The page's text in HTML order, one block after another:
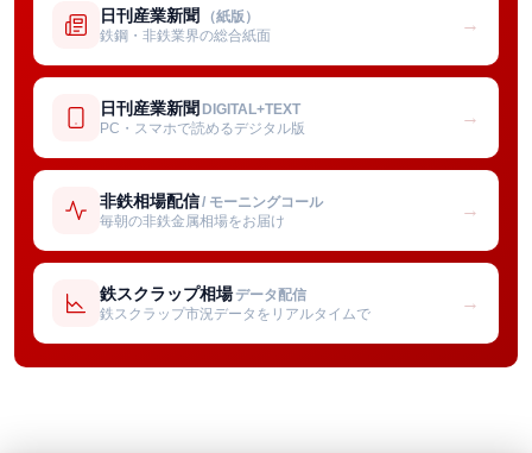
日刊産業新聞 （紙版）
鉄鋼・非鉄業界の総合紙面
→
日刊産業新聞 DIGITAL+TEXT
PC・スマホで読めるデジタル版
→
非鉄相場配信/ モーニングコール
毎朝の非鉄金属相場をお届け
→
鉄スクラップ相場 データ配信
鉄スクラップ市況データをリアルタイムで
→